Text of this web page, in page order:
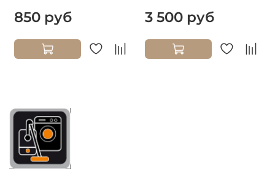
850 руб 3 500 руб